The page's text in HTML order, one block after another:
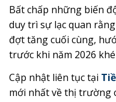
Bất chấp những biến
duy trì sự lạc quan
đợt tăng cuối cùng,
trước khi năm 2026
Cập nhật liên tục tại
mới nhất về thị trường